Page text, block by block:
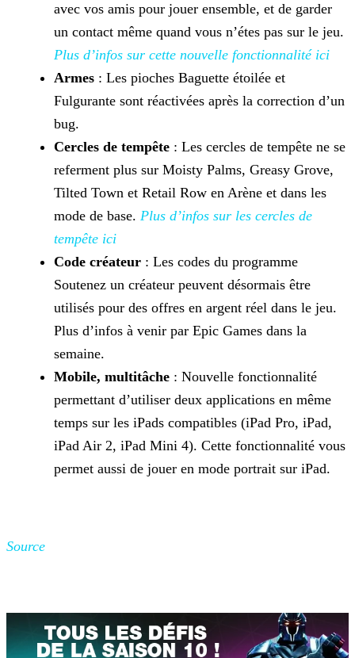
avec vos amis pour jouer ensemble, et de garder
un contact même quand vous n’étes pas sur le jeu.
Plus d’infos sur cette nouvelle fonctionnalité ici
Armes : Les pioches Baguette étoilée et
Fulgurante sont réactivées après la correction d’un
bug.
Cercles de tempête : Les cercles de tempête ne se
referment plus sur Moisty Palms, Greasy Grove,
Tilted Town et Retail Row en Arène et dans les
mode de base. Plus d’infos sur les cercles de
tempête ici
Code créateur : Les codes du programme
Soutenez un créateur peuvent désormais être
utilisés pour des offres en argent réel dans le jeu.
Plus d’infos à venir par Epic Games dans la
semaine.
Mobile, multitâche : Nouvelle fonctionnalité
permettant d’utiliser deux applications en même
temps sur les iPads compatibles (iPad Pro, iPad,
iPad Air 2, iPad Mini 4). Cette fonctionnalité vous
permet aussi de jouer en mode portrait sur iPad.
Source